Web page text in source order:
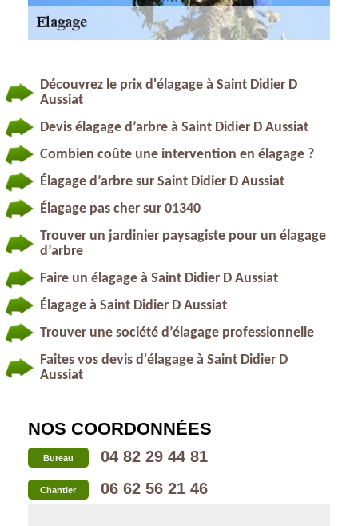
Découvrez le prix d'élagage à Saint Didier D
Aussiat
Devis élagage d’arbre à Saint Didier D Aussiat
Combien coûte une intervention en élagage ?
Élagage d’arbre sur Saint Didier D Aussiat
Élagage pas cher sur 01340
Trouver un jardinier paysagiste pour un élagage
d’arbre
Faire un élagage à Saint Didier D Aussiat
Élagage à Saint Didier D Aussiat
Trouver une société d’élagage professionnelle
Faites vos devis d'élagage à Saint Didier D
Aussiat
NOS COORDONNÉES
Bureau 04 82 29 44 81
Chantier 06 62 56 21 46